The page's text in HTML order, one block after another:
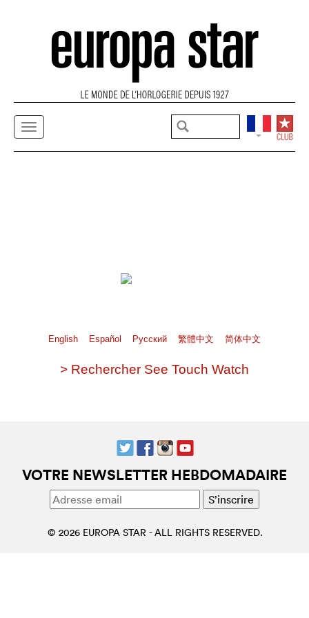
English Español Pусский 繁體中文 简体中文
> Rechercher See Touch Watch
VOTRE NEWSLETTER HEBDOMADAIRE
© 2026 EUROPA STAR - ALL RIGHTS RESERVED.